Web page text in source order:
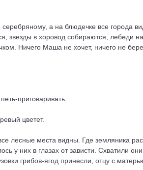
а на блюдечке все города
звезды в хоровод собираются, лебеди
Ничего Маша не хочет, ничего не
приговаривать:
цветет.
лесные места видны. Где земляника
у них в глазах от зависти. Схватили
грибов-ягод принесли, отцу с